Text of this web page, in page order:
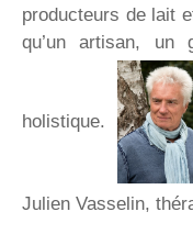
producteurs de lait
qu’un artisan, un
holistique.
Julien Vasselin,